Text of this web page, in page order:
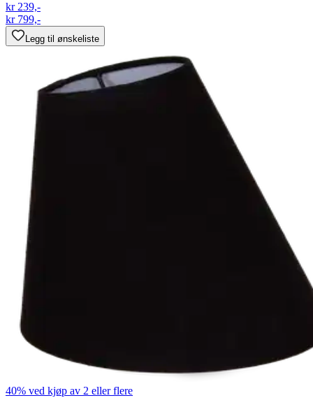
kr 239,-
kr 799,-
Legg til ønskeliste
40% ved kjøp av 2 eller flere